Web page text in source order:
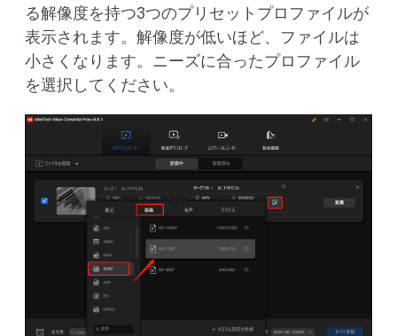
る解像度を持つ3つのプリセットプロファイルが
表示されます。解像度が低いほど、ファイルは
小さくなります。ニーズに合ったプロファイル
を選択してください。